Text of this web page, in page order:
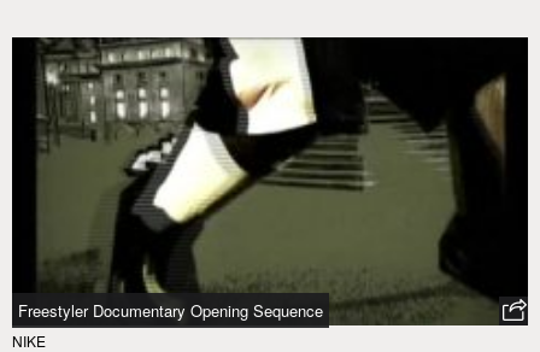
Freestyler Documentary Opening Sequence
NIKE